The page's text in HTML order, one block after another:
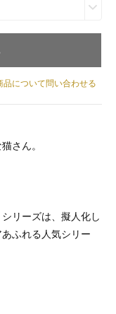
品について問い合わせる
さん。
リーズは、擬人化し
ふれる人気シリー